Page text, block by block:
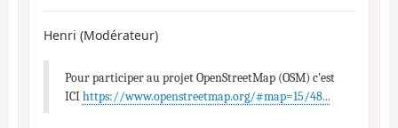
Henri (Modérateur)
Pour participer au projet OpenStreetMap (OSM) c'est
ICIhttps://www.openstreetmap.org/#map=15/48...